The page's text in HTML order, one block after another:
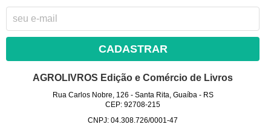
CADASTRAR
AGROLIVROS Edição e Comércio de Livros
Rua Carlos Nobre, 126 - Santa Rita, Guaíba- RS
CEP: 92708-215
CNPJ: 04.308.726/0001-47